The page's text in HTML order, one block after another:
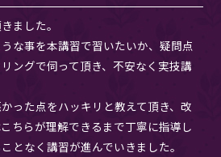
ました。
な事を本講習で習いたいか、疑問点
ングで伺って頂き、不安なく実技講
った点をハッキリと教えて頂き、改
ちらが理解できるまで丁寧に指導し
となく講習が進んでいきました。